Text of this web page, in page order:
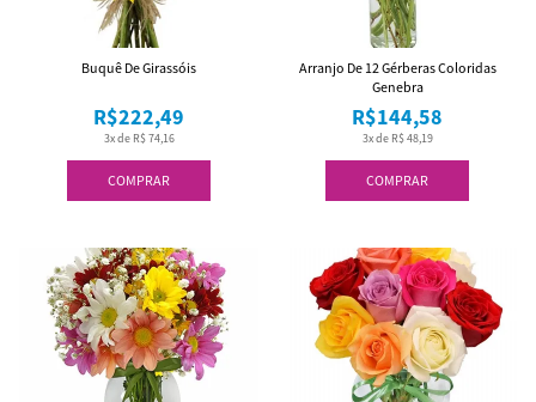
COMPRAR
3x de R$ 74,16
R$222,49
Buquê De Girassóis
COMPRAR
3x de R$ 48,19
R$144,58
Arranjo De 12 Gérberas Coloridas
Genebra